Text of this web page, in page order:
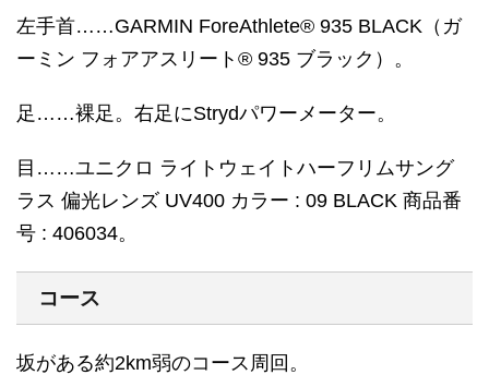
左手首……GARMIN ForeAthlete® 935 BLACK（ガ
ーミン フォアアスリート® 935 ブラック）。
足……裸足。右足にStrydパワーメーター。
目……ユニクロ ライトウェイトハーフリムサング
ラス 偏光レンズ UV400 カラー : 09 BLACK 商品番
号 : 406034。
コース
坂がある約2km弱のコース周回。